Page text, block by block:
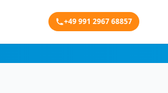
+49 991 2967 68857